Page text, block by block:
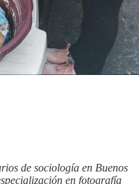
de sociología en Buenos
en fotografía